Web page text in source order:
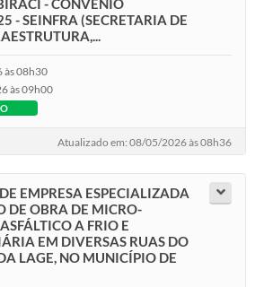
- CONVÊNIO
- SEINFRA (SECRETARIA DE
08h30
às 09h00
Atualizado em: 08/05/2026 às 08h36
EMPRESA ESPECIALIZADA
DE OBRA DE MICRO-
A FRIO E
EM DIVERSAS RUAS DO
LAGE, NO MUNICÍPIO DE